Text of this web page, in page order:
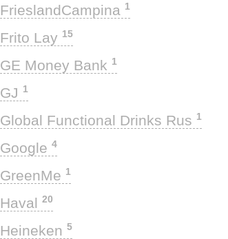
FrieslandCampina 1
Frito Lay 15
GE Money Bank 1
GJ 1
Global Functional Drinks Rus 1
Google 4
GreenMe 1
Haval 20
Heineken 5